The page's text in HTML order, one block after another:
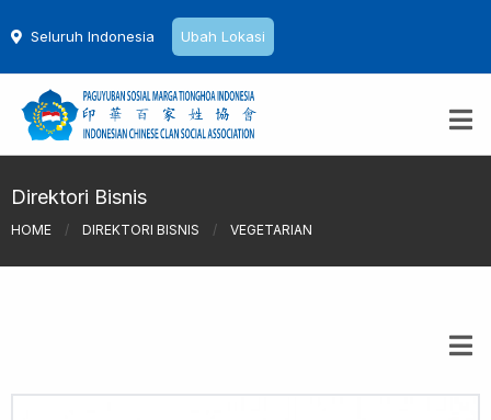
Seluruh Indonesia Ubah Lokasi
Direktori Bisnis
HOME / DIREKTORI BISNIS / VEGETARIAN